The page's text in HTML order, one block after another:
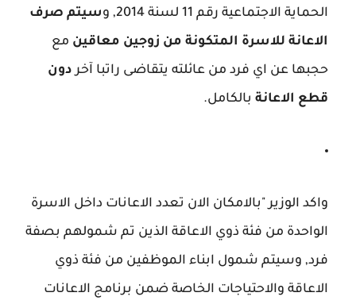
الحماية الاجتماعية رقم 11 لسنة 2014, و
سيتم صرف
الاعانة للاسرة المتكونة من زوجين معاقين مع
حجبها عن اي فرد من عائلته يتقاضى راتبا آخردون
قطع الاعانة بالكامل.
واكد الوزير "بالامكان الان تعدد الاعانات داخل الاسرة
الواحدة من فئة ذوي الاعاقة الذين تم شمولهم بصفة
فرد, وسيتم شمول ابناء الموظفين من فئة ذوي
الاعاقة والاحتياجات الخاصة ضمن برنامج الاعانات